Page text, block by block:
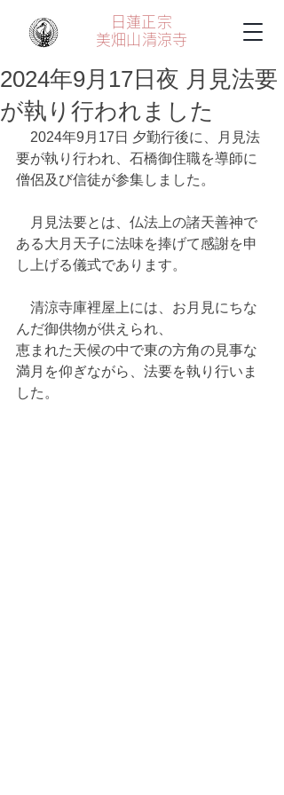
日蓮正宗
美畑山 清涼寺
2024年9月17日夜 月見法要
が執り行われました
2024年9月17日 夕勤行後に、月見法
要が執り行われ、石橋御住職を導師に
僧侶及び信徒が参集しました。
月見法要とは、仏法上の諸天善神で
ある大月天子に法味を捧げて感謝を申
し上げる儀式であります。
清涼寺庫裡屋上には、お月見にちな
んだ御供物が供えられ、
恵まれた天候の中で東の方角の見事な
満月を仰ぎながら、法要を執り行いま
した。